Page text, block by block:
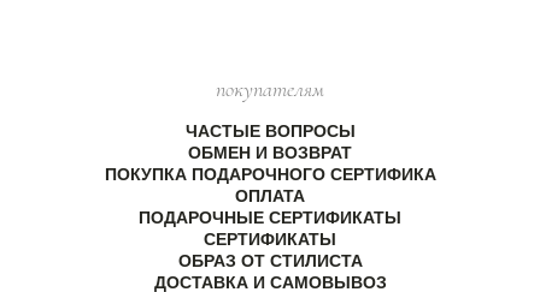
покупателям
ЧАСТЫЕ ВОПРОСЫ
ОБМЕН И ВОЗВРАТ
ПОКУПКА ПОДАРОЧНОГО СЕРТИФИКА
ОПЛАТА
ПОДАРОЧНЫЕ СЕРТИФИКАТЫ
СЕРТИФИКАТЫ
ОБРАЗ ОТ СТИЛИСТА
ДОСТАВКА И САМОВЫВОЗ